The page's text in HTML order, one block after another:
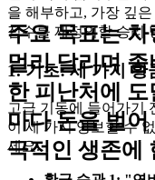
주요 목표는
멀리 달리며
한 피난처에
마다 돈을 벌
극적인 생존에
을 해부하고, 가장 깊
점수를 재정의할 승리
1. 기초: 세 가지 황
고급 기동에 들어가기
이 세 가지 양보할 수
세요.